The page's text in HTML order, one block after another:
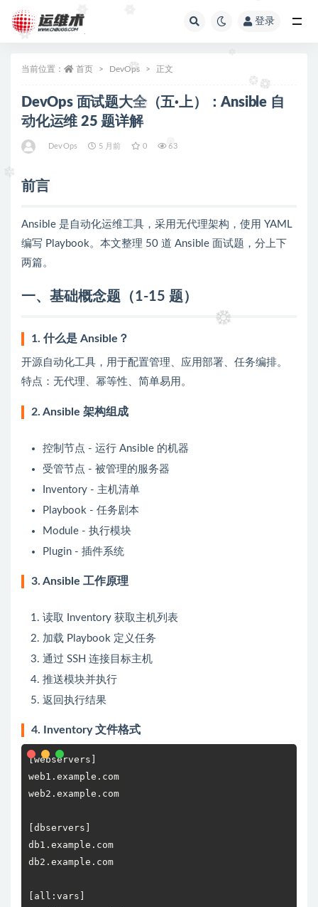
登录
当前位置： 首页 DevOps 正文
DevOps 面试题大全（五·上）：Ansible 自
动化运维 25 题详解
DevOps 5 月前 0 63
前言
Ansible 是自动化运维工具，采用无代理架构，使用 YAML
编写 Playbook。本文整理 50 道 Ansible 面试题，分上下
两篇。
一、基础概念题（1-15 题）
1. 什么是 Ansible？
开源自动化工具，用于配置管理、应用部署、任务编排。
特点：无代理、幂等性、简单易用。
2. Ansible 架构组成
控制节点 - 运行 Ansible 的机器
受管节点 - 被管理的服务器
Inventory - 主机清单
Playbook - 任务剧本
Module - 执行模块
Plugin - 插件系统
3. Ansible 工作原理
读取 Inventory 获取主机列表
加载 Playbook 定义任务
通过 SSH 连接目标主机
推送模块并执行
返回执行结果
4. Inventory 文件格式
[webservers]
web1.example.com
web2.example.com
[dbservers]
db1.example.com
db2.example.com
[all:vars]